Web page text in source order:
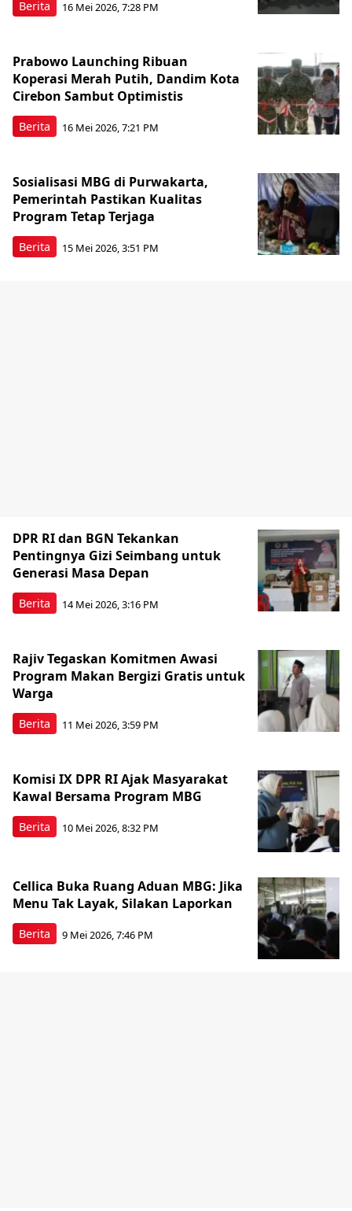
Berita 16 Mei 2026, 7:28 PM
Berita
Prabowo Launching Ribuan
Koperasi Merah Putih, Dandim Kota
Cirebon Sambut Optimistis
16 Mei 2026, 7:21 PM
Berita
Sosialisasi MBG di Purwakarta,
Pemerintah Pastikan Kualitas
Program Tetap Terjaga
15 Mei 2026, 3:51 PM
Berita
DPR RI dan BGN Tekankan
Pentingnya Gizi Seimbang untuk
Generasi Masa Depan
14 Mei 2026, 3:16 PM
Berita
Rajiv Tegaskan Komitmen Awasi
Program Makan Bergizi Gratis untuk
Warga
11 Mei 2026, 3:59 PM
Berita
Komisi IX DPR RI Ajak Masyarakat
Kawal Bersama Program MBG
10 Mei 2026, 8:32 PM
Berita
Cellica Buka Ruang Aduan MBG: Jika
Menu Tak Layak, Silakan Laporkan
9 Mei 2026, 7:46 PM